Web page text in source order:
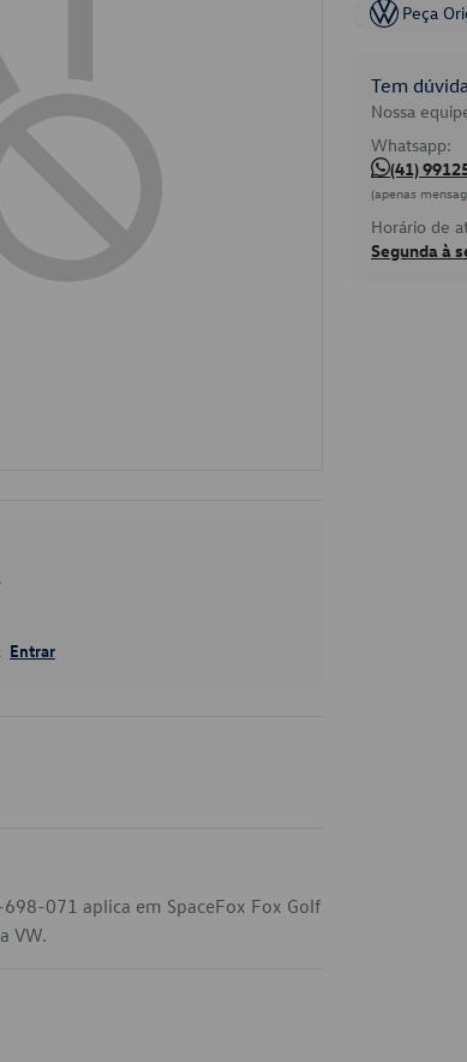
Entrar
071 aplica em SpaceFox Fox Golf
VW.
Peça
Tem
Nossa
Whatsapp:
(41)
(apenas
Horário de
Segunda à